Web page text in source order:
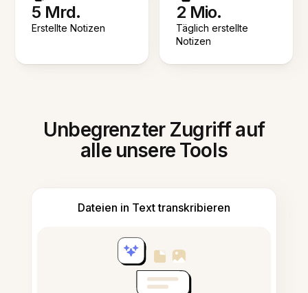
5 Mrd.
Erstellte Notizen
2 Mio.
Täglich erstellte
Notizen
Unbegrenzter Zugriff auf
alle unsere Tools
Dateien in Text transkribieren